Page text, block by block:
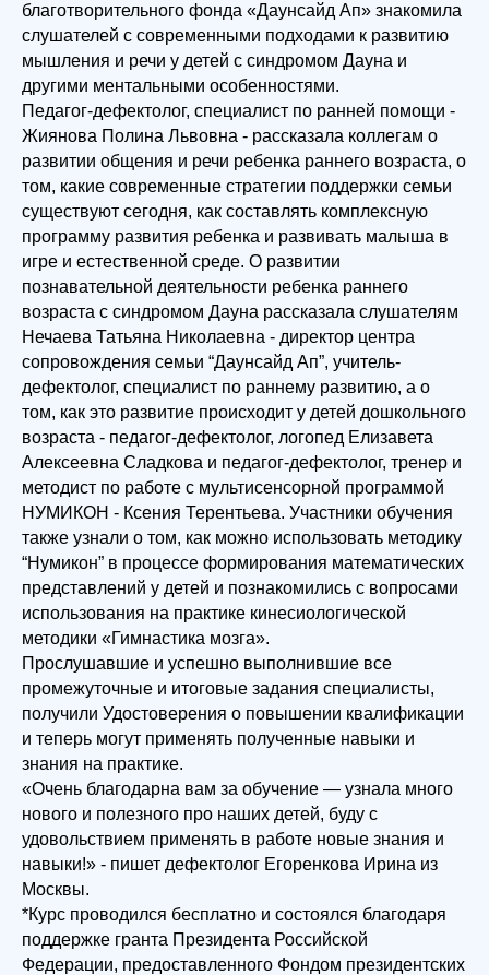
благотворительного фонда «Даунсайд Ап» знакомила
слушателей с современными подходами к развитию
мышления и речи у детей с синдромом Дауна и
другими ментальными особенностями.
Педагог-дефектолог, специалист по ранней помощи -
Жиянова Полина Львовна - рассказала коллегам о
развитии общения и речи ребенка раннего возраста, о
том, какие современные стратегии поддержки семьи
существуют сегодня, как составлять комплексную
программу развития ребенка и развивать малыша в
игре и естественной среде. О развитии
познавательной деятельности ребенка раннего
возраста с синдромом Дауна рассказала слушателям
Нечаева Татьяна Николаевна - директор центра
сопровождения семьи “Даунсайд Ап”, учитель-
дефектолог, специалист по раннему развитию, а о
том, как это развитие происходит у детей дошкольного
возраста - педагог-дефектолог, логопед Елизавета
Алексеевна Сладкова и педагог-дефектолог, тренер и
методист по работе с мультисенсорной программой
НУМИКОН - Ксения Терентьева. Участники обучения
также узнали о том, как можно использовать методику
“Нумикон” в процессе формирования математических
представлений у детей и познакомились с вопросами
использования на практике кинесиологической
методики «Гимнастика мозга».
Прослушавшие и успешно выполнившие все
промежуточные и итоговые задания специалисты,
получили Удостоверения о повышении квалификации
и теперь могут применять полученные навыки и
знания на практике.
«Очень благодарна вам за обучение — узнала много
нового и полезного про наших детей, буду с
удовольствием применять в работе новые знания и
навыки!» - пишет дефектолог Егоренкова Ирина из
Москвы.
*Курс проводился бесплатно и состоялся благодаря
поддержке гранта Президента Российской
Федерации, предоставленного Фондом президентских